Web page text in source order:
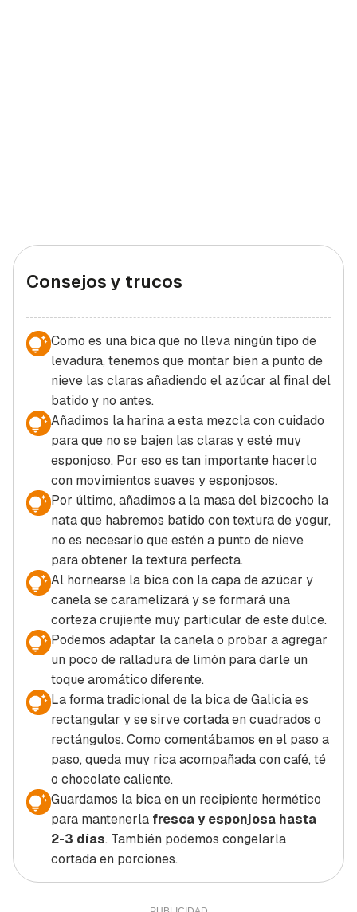
Consejos y trucos
Como es una bica que no lleva ningún tipo de
levadura, tenemos que montar bien a punto de
nieve las claras añadiendo el azúcar al final del
batido y no antes.
Añadimos la harina a esta mezcla con cuidado
para que no se bajen las claras y esté muy
esponjoso. Por eso es tan importante hacerlo
con movimientos suaves y esponjosos.
Por último, añadimos a la masa del bizcocho la
nata que habremos batido con textura de yogur,
no es necesario que estén a punto de nieve
para obtener la textura perfecta.
Al hornearse la bica con la capa de azúcar y
canela se caramelizará y se formará una
corteza crujiente muy particular de este dulce.
Podemos adaptar la canela o probar a agregar
un poco de ralladura de limón para darle un
toque aromático diferente.
La forma tradicional de la bica de Galicia es
rectangular y se sirve cortada en cuadrados o
rectángulos. Como comentábamos en el paso a
paso, queda muy rica acompañada con café, té
o chocolate caliente.
Guardamos la bica en un recipiente hermético
para mantenerla fresca y esponjosa hasta
2-3 días. También podemos congelarla
cortada en porciones.